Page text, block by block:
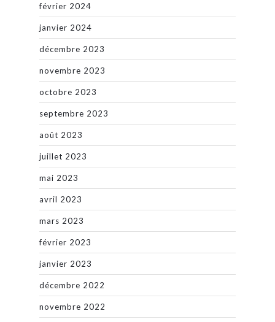
février 2024
janvier 2024
décembre 2023
novembre 2023
octobre 2023
septembre 2023
août 2023
juillet 2023
mai 2023
avril 2023
mars 2023
février 2023
janvier 2023
décembre 2022
novembre 2022